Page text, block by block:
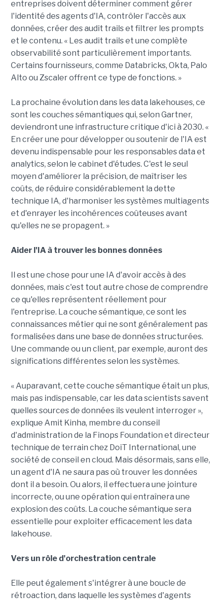
entreprises doivent déterminer comment gérer
l'identité des agents d'IA, contrôler l'accès aux
données, créer des audit trails et filtrer les prompts
et le contenu. « Les audit trails et une complète
observabilité sont particulièrement importants.
Certains fournisseurs, comme Databricks, Okta, Palo
Alto ou Zscaler offrent ce type de fonctions. »
La prochaine évolution dans les data lakehouses, ce
sont les couches sémantiques qui, selon Gartner,
deviendront une infrastructure critique d'ici à 2030. «
En créer une pour développer ou soutenir de l'IA est
devenu indispensable pour les responsables data et
analytics, selon le cabinet d'études. C'est le seul
moyen d'améliorer la précision, de maîtriser les
coûts, de réduire considérablement la dette
technique IA, d'harmoniser les systèmes multiagents
et d'enrayer les incohérences coûteuses avant
qu'elles ne se propagent. »
Aider l'IA à trouver les bonnes données
Il est une chose pour une IA d'avoir accès à des
données, mais c'est tout autre chose de comprendre
ce qu'elles représentent réellement pour
l'entreprise. La couche sémantique, ce sont les
connaissances métier qui ne sont généralement pas
formalisées dans une base de données structurées.
Une commande ou un client, par exemple, auront des
significations différentes selon les systèmes.
« Auparavant, cette couche sémantique était un plus,
mais pas indispensable, car les data scientists savent
quelles sources de données ils veulent interroger »,
explique Amit Kinha, membre du conseil
d'administration de la Finops Foundation et directeur
technique de terrain chez DoiT International, une
société de conseil en cloud. Mais désormais, sans elle,
un agent d'IA ne saura pas où trouver les données
dont il a besoin. Ou alors, il effectuera une jointure
incorrecte, ou une opération qui entraînera une
explosion des coûts. La couche sémantique sera
essentielle pour exploiter efficacement les data
lakehouse.
Vers un rôle d'orchestration centrale
Elle peut également s'intégrer à une boucle de
rétroaction, dans laquelle les systèmes d'agents